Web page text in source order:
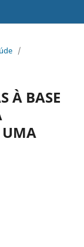
/
À BASE
UMA